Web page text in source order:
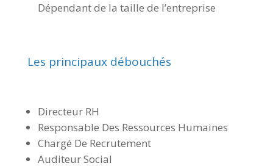
Dépendant de la taille de l’entreprise
Les principaux débouchés
Directeur RH
Responsable Des Ressources Humaines
Chargé De Recrutement
Auditeur Social